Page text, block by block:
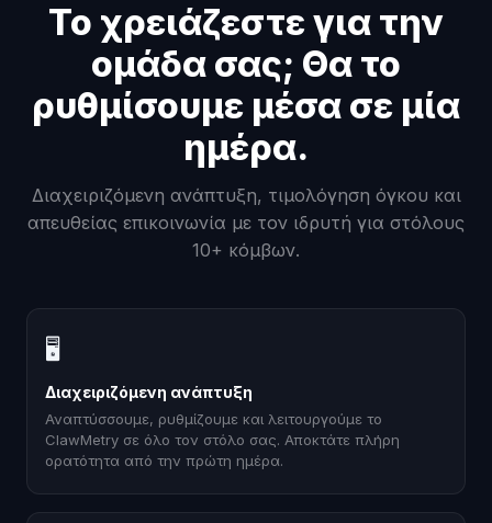
Το χρειάζεστε για την
ομάδα σας; Θα το
ρυθμίσουμε μέσα σε μία
ημέρα.
Διαχειριζόμενη ανάπτυξη, τιμολόγηση όγκου και
απευθείας επικοινωνία με τον ιδρυτή για στόλους
10+ κόμβων.
🖥
Διαχειριζόμενη ανάπτυξη
Αναπτύσσουμε, ρυθμίζουμε και λειτουργούμε το
ClawMetry σε όλο τον στόλο σας. Αποκτάτε πλήρη
ορατότητα από την πρώτη ημέρα.